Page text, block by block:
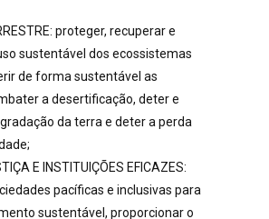
proteger, recuperar e
sustentável dos ecossistemas
de forma sustentável as
a desertificação, deter e
da terra e deter a perda
E INSTITUIÇÕES EFICAZES:
pacíficas e inclusivas para
sustentável, proporcionar o